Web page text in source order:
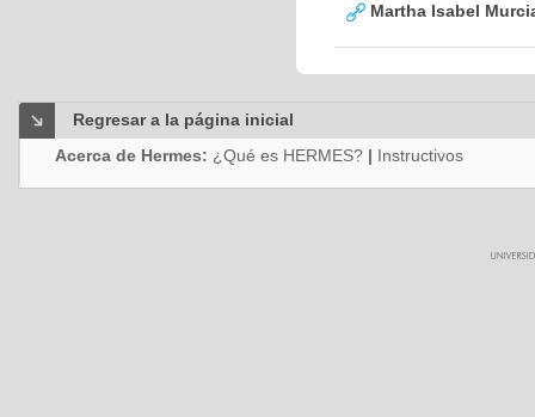
Martha Isabel
Regresar a la página inicial
Acerca de Hermes: ¿Qué es HERMES? | Instructivos